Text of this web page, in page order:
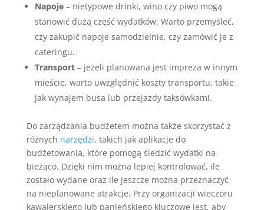
Napoje– nietypowe drinki, wino czy piwo mogą
stanowić dużą część wydatków. Warto przemyśleć,
czy zakupić napoje samodzielnie, czy zamówić je z
cateringu.
Transport– jeżeli planowana jest impreza w innym
mieście, warto uwzględnić koszty transportu, takie
jak wynajem busa lub przejazdy taksówkami.
Do zarządzania budżetem można także skorzystać z
różnych narzędzi, takich jak aplikacje do
budżetowania, które pomogą śledzić wydatki na
bieżąco. Dzięki nim można lepiej kontrolować, ile
zostało wydane oraz ile jeszcze można przeznaczyć
na nieplanowane atrakcje. Przy organizacji wieczoru
kawalerskiego lub panieńskiego kluczowe jest, aby